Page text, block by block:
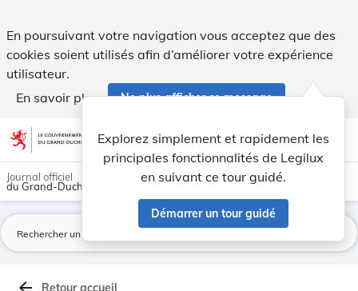
En poursuivant votre navigation vous acceptez que des
cookies soient utilisés afin d’améliorer votre expérience
utilisateur.
En savoir plus
Ne plus afficher ce message
Aller au contenu account_circle help Aide
Explorez simplement et rapidement les
principales fonctionnalités de Legilux
en suivant ce tour guidé.
Démarrer un tour guidé
light_mode dark_mode
Journal officiel
du Grand-Duché de Luxembourg